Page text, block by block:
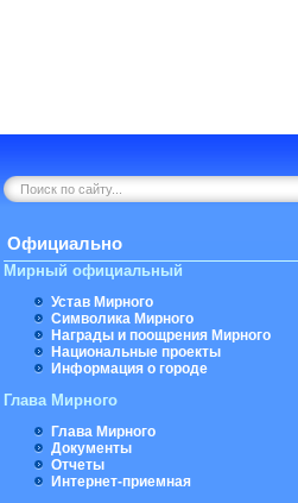
Официально
Мирный официальный
Устав Мирного
Символика Мирного
Награды и поощрения Мирного
Национальные проекты
Информация о городе
Глава Мирного
Глава Мирного
Документы
Отчеты
Интернет-приемная